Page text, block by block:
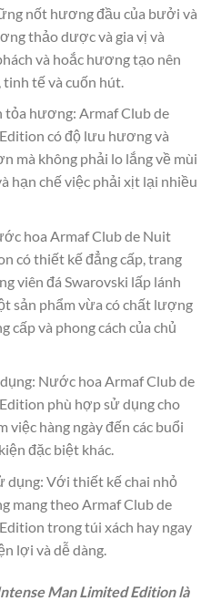
nốt hương đầu của bưởi và
thảo dược và gia vị và
và hoắc hương tạo nên
tế và cuốn hút.
hương: Armaf Club de
có độ lưu hương và
mà không phải lo lắng về mùi
hạn chế việc phải xịt lại nhiều
hoa Armaf Club de Nuit
có thiết kế đẳng cấp, trang
viên đá Swarovski lấp lánh
sản phẩm vừa có chất lượng
và phong cách của chủ
Nước hoa Armaf Club de
phù hợp sử dụng cho
việc hàng ngày đến các buổi
đặc biệt khác.
dụng: Với thiết kế chai nhỏ
mang theo Armaf Club de
trong túi xách hay ngay
lợi và dễ dàng.
Man Limited Edition là